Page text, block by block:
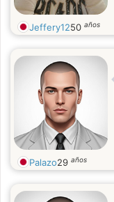
Jeffery1250 años
Palazo29 años